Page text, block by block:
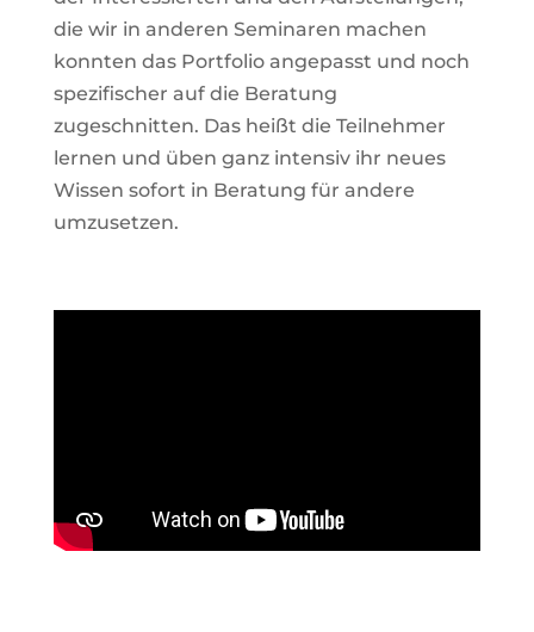
die wir in anderen Seminaren machen
konnten das Portfolio angepasst und noch
spezifischer auf die Beratung
zugeschnitten. Das heißt die Teilnehmer
lernen und üben ganz intensiv ihr neues
Wissen sofort in Beratung für andere
umzusetzen.